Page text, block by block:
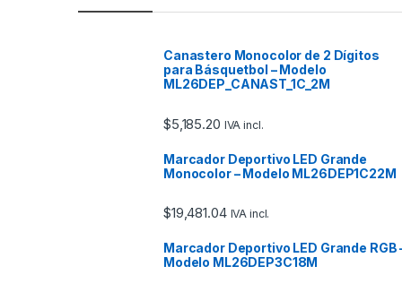
Canastero Monocolor de 2 Dígitos
para Básquetbol – Modelo
ML26DEP_CANAST_1C_2M
$5,185.20 IVA incl.
Marcador Deportivo LED Grande
Monocolor – Modelo ML26DEP1C22M
$19,481.04 IVA incl.
Marcador Deportivo LED Grande RGB
Modelo ML26DEP3C18M